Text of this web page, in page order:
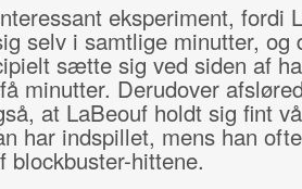
eksperiment, fordi
selv i samtlige minutter, og
sætte sig ved siden af
minutter. Derudover
at LaBeouf holdt sig fint
har indspillet, mens han
blockbuster-hittene.